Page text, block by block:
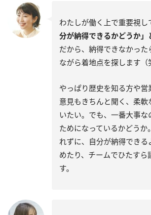
わたしが働く上で重要視し
分が納得できるかどうか」
だから、納得できなかった
ながら着地点を探します（
やっぱり歴史を知る方や営
意見もきちんと聞く、柔軟
いたい。でも、一番大事な
ためになっているかどうか
れずに、自分が納得できる
めたり、チームでひたすら
す。